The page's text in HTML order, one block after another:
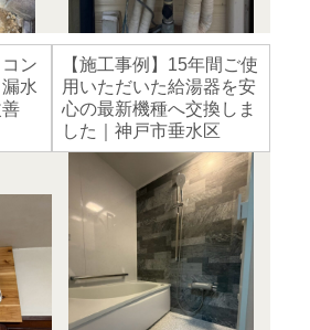
ン
水
【施工事例】15年間ご使
用いただいた給湯器を安
心の最新機種へ交換しま
した｜神戸市垂水区